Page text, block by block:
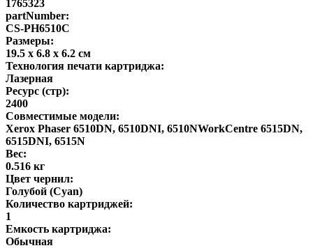
1765323
partNumber:
CS-PH6510C
Размеры:
19.5 x 6.8 x 6.2 см
Технология печати картриджа:
Лазерная
Ресурс (стр):
2400
Совместимые модели:
Xerox Phaser 6510DN, 6510DNI, 6510NWorkCentre 6515DN,
6515DNI, 6515N
Вес:
0.516 кг
Цвет чернил:
Голубой (Cyan)
Количество картриджей:
1
Емкость картриджа:
Обычная